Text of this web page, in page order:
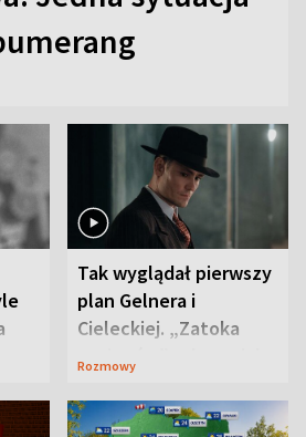
Tak wyglądał pierwszy
plan Gelnera i
Cieleckiej. „Zatoka
szpiegów” od razu ich
Rozmowy